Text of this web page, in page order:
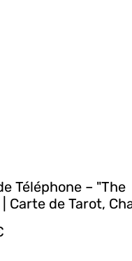
Téléphone – "The
| Carte de Tarot,